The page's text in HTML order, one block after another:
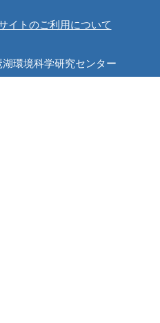
イトのご利用について
環境科学研究センター